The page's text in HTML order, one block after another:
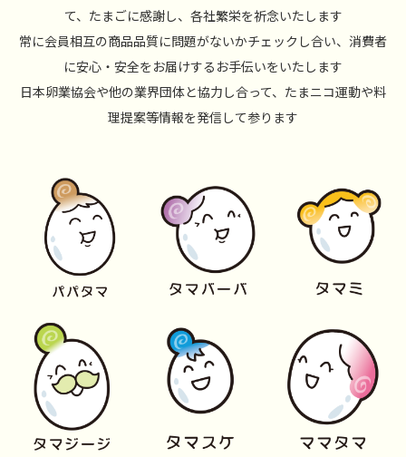
て、たまごに感謝し、各社繁栄を祈念いたします
常に会員相互の商品品質に問題がないかチェックし合い、消費者
に安心・安全をお届けするお手伝いをいたします
日本卵業協会や他の業界団体と協力し合って、たまニコ運動や料
理提案等情報を発信して参ります